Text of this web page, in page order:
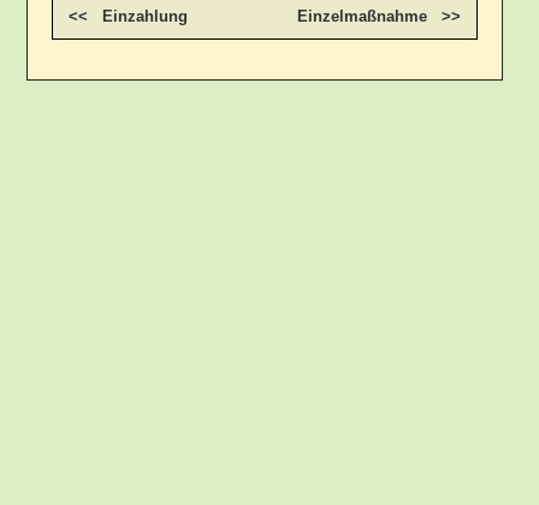
<< Einzahlung Einzelmaßnahme >>